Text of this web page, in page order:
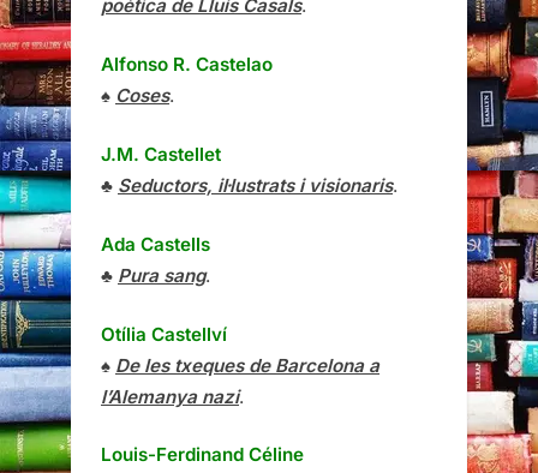
poètica de Lluís Casals.
Alfonso R. Castelao
♠ Coses.
J.M. Castellet
♣ Seductors, il·lustrats i visionaris.
Ada Castells
♣ Pura sang.
Otília Castellví
♠ De les txeques de Barcelona a
l’Alemanya nazi.
Louis-Ferdinand Céline